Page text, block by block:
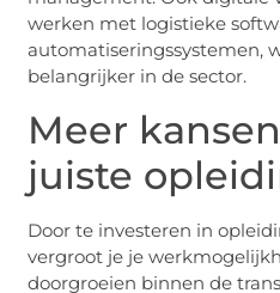
werken met logistieke
automatiseringssystemen,
belangrijker in de sector.
Meer
juiste
Door te investeren in
vergroot je je
doorgroeien binnen de